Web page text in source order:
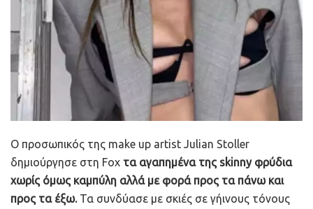
Ο προσωπικός της make up artist Julian Stoller
δημιούργησε στη Fox τα αγαπημένα της skinny φρύδια
χωρίς όμως καμπύλη αλλά με φορά προς τα πάνω και
προς τα έξω.Τα συνδύασε με σκιές σε γήινους τόνους